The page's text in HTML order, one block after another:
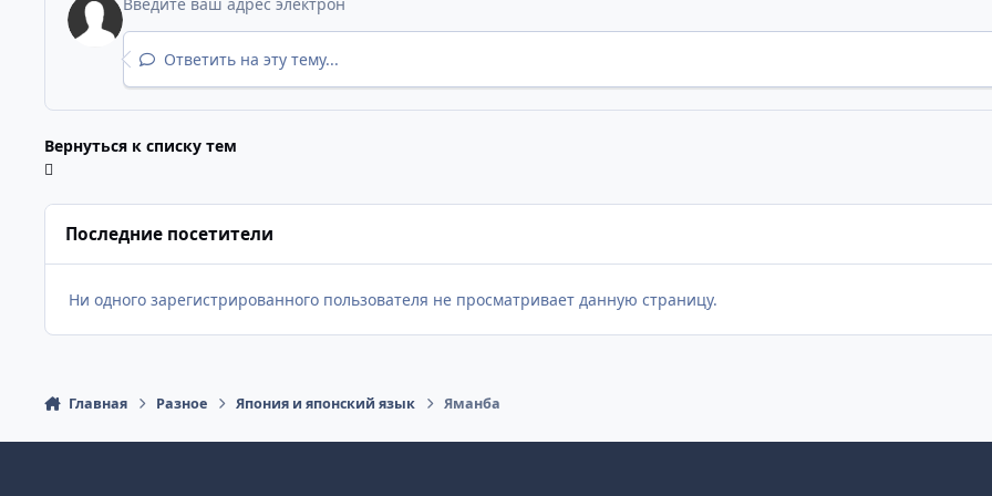
Ответить на эту тему...
Вернуться к списку тем
Последние посетители
Ни одного зарегистрированного пользователя не просматривает данную страницу.
Главная Разное Япония и японский язык Яманба